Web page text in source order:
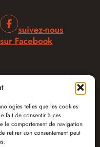
telles que les cookies
fait de consentir à ces
le comportement de navigation
retirer son consentement peut
suivez-nous
sur Facebook